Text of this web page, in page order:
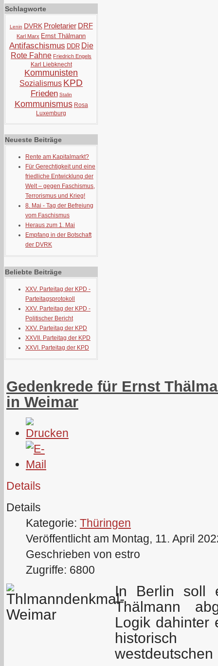
Schlagworte
Lenin DVRK Proletarier DRF
Karl Marx Ernst Thälmann
Antifaschismus DDR Die
Rote Fahne Friedrich Engels
Karl Liebknecht
Kommunisten
Sozialismus KPD
Frieden Stalin
Kommunismus Rosa
Luxemburg
Neueste Beiträge
Rente am Kapitalmarkt?
Für Gerechtigkeit und eine
friedliche Entwicklung der
Welt – gegen Faschismus,
Terrorismus und Krieg!
8. Mai - Tag der Befreiung
vom Faschismus
Heraus zum 1. Mai
Empfang in der Botschaft
der DVRK
Beliebte Beiträge
XXV. Parteitag der KPD -
Parteitagsprotokoll
XXV. Parteitag der KPD -
Politischer Bericht
XXV. Parteitag der KPD
XXVII. Parteitag der KPD
XXVI. Parteitag der KPD
Gedenkrede für Ernst
in Weimar
Details
Details
Kategorie: Thüringen
Veröffentlicht am Montag, 11. April
Geschrieben von estro
Zugriffe: 6800
In Berlin soll
Thälmann
Logik dahinter
historisch
westdeutschen